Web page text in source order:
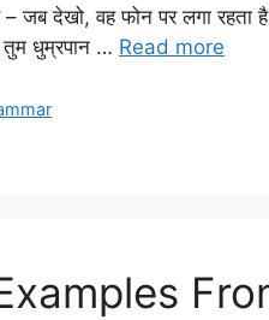
जब देखो, वह फोन पर लगा रहता
धुम्रपान … Read more